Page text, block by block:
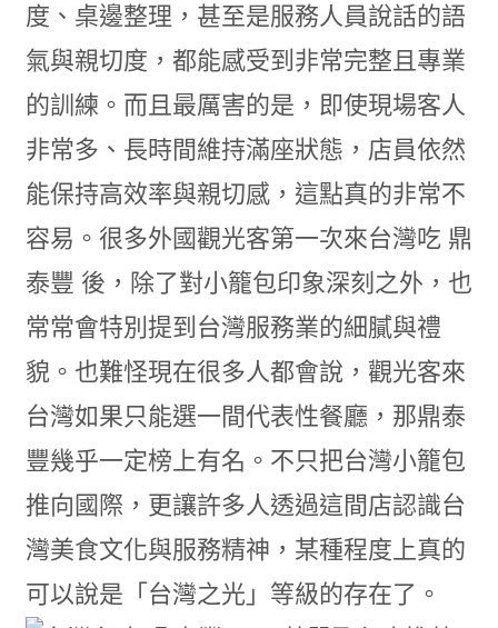
度、桌邊整理，甚至是服務人員說話的語
氣與親切度，都能感受到非常完整且專業
的訓練。而且最厲害的是，即使現場客人
非常多、長時間維持滿座狀態，店員依然
能保持高效率與親切感，這點真的非常不
容易。很多外國觀光客第一次來台灣吃 鼎
泰豐 後，除了對小籠包印象深刻之外，也
常常會特別提到台灣服務業的細膩與禮
貌。也難怪現在很多人都會說，觀光客來
台灣如果只能選一間代表性餐廳，那鼎泰
豐幾乎一定榜上有名。不只把台灣小籠包
推向國際，更讓許多人透過這間店認識台
灣美食文化與服務精神，某種程度上真的
可以說是「台灣之光」等級的存在了。